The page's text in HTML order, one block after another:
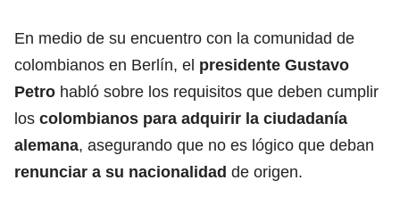
En medio de su encuentro con la comunidad de
colombianos en Berlín, el presidente Gustavo
Petro habló sobre los requisitos que deben cumplir
los colombianos para adquirir la ciudadanía
alemana, asegurando que no es lógico que deban
renunciar a su nacionalidad de origen.